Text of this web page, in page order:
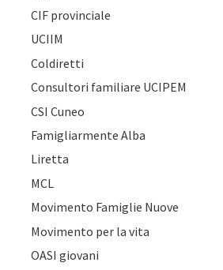
CIF provinciale
UCIIM
Coldiretti
Consultori familiare UCIPEM
CSI Cuneo
Famigliarmente Alba
Liretta
MCL
Movimento Famiglie Nuove
Movimento per la vita
OASI giovani